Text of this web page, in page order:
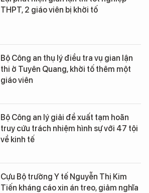
THPT, 2 giáo viên bị khởi tố
Bộ Công an thụ lý điều tra vụ gian lận
thi ở Tuyên Quang, khởi tố thêm một
giáo viên
Bộ Công an lý giải đề xuất tạm hoãn
truy cứu trách nhiệm hình sự với 47 tội
về kinh tế
Cựu Bộ trưởng Y tế Nguyễn Thị Kim
Tiến kháng cáo xin án treo, giảm nghĩa